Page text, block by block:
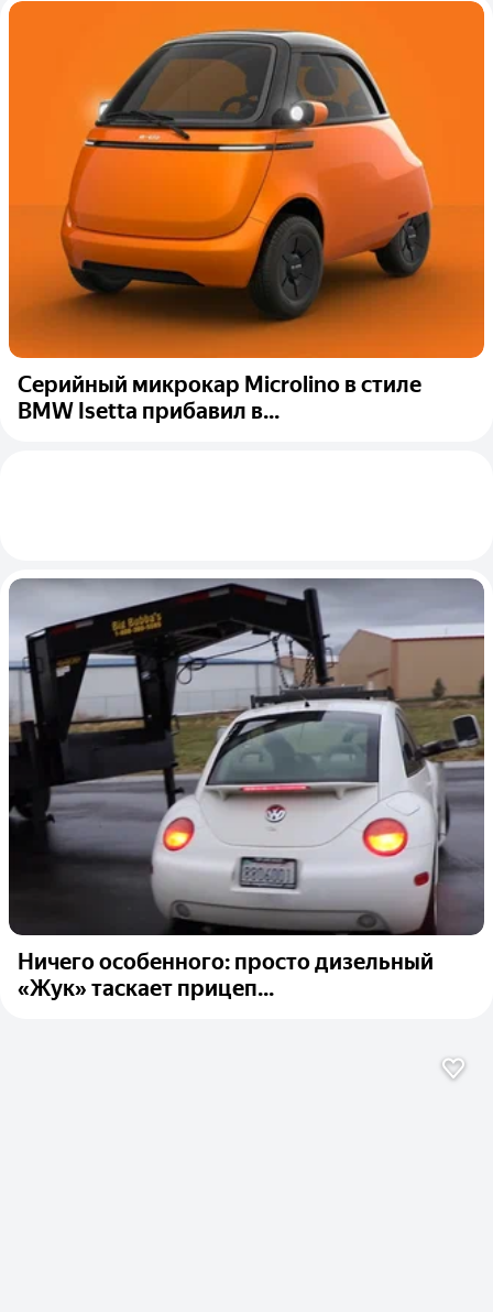
Серийный микрокар Microlino в стиле
BMW Isetta прибавил в...
Ничего особенного: просто дизельный
«Жук» таскает прицеп...